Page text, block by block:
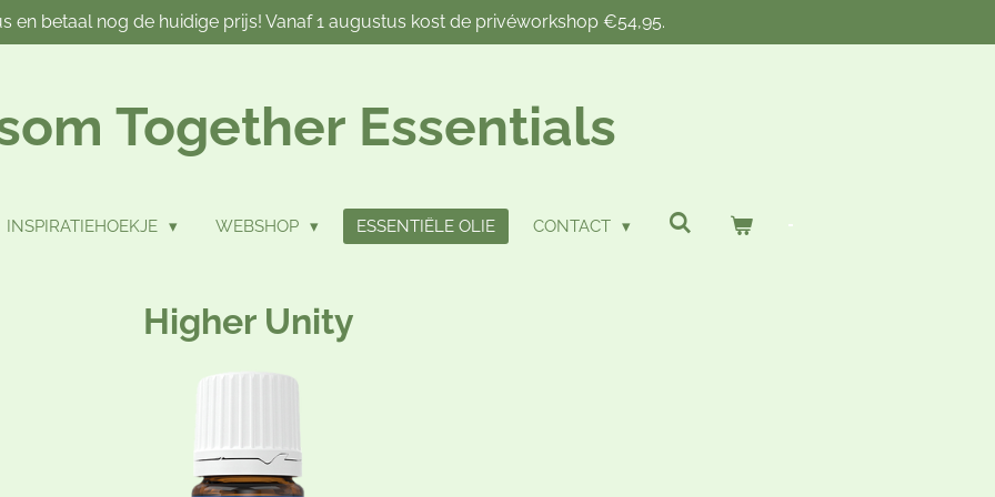
en betaal nog de huidige prijs! Vanaf 1 augustus kost de privéworkshop €54,95.
Together Essentials
INSPIRATIEHOEKJE WEBSHOP ESSENTIËLE OLIE CONTACT
Higher Unity